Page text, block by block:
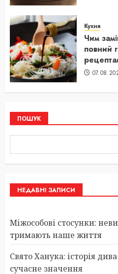
Кухня
Чим
повний
ПОШУК
НЕДАВНІ ЗАПИСИ
Міжособові стосунки:
тримають наше життя
Свято Ханука: історія
сучасне значення